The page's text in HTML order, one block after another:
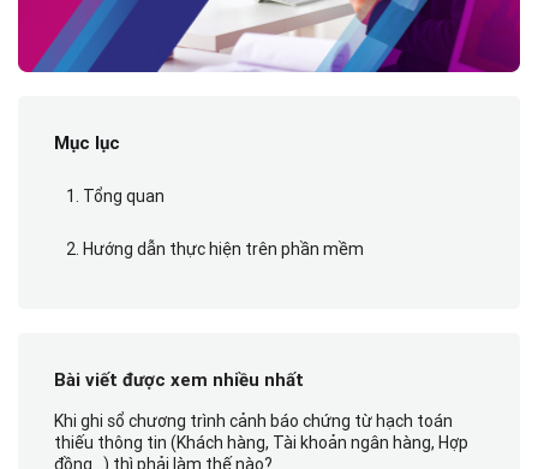
Mục lục
1. Tổng quan
2. Hướng dẫn thực hiện trên phần mềm
Bài viết được xem nhiều nhất
Khi ghi sổ chương trình cảnh báo chứng từ hạch toán
thiếu thông tin (Khách hàng, Tài khoản ngân hàng, Hợp
đồng…) thì phải làm thế nào?